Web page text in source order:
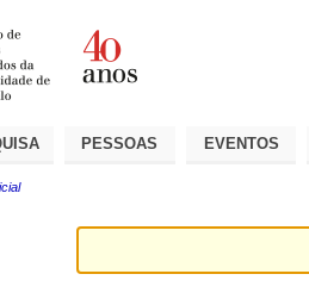
PESSOAS EVENTOS